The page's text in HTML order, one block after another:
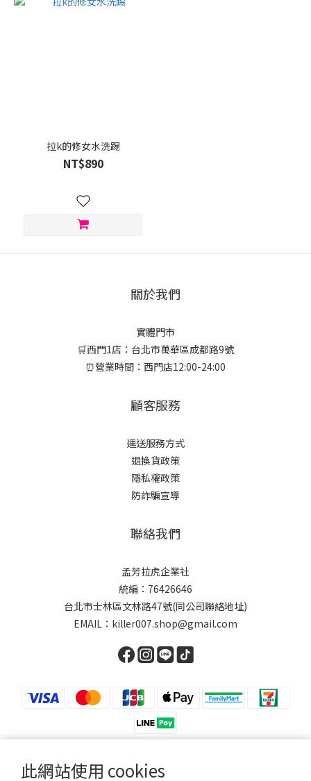
此網站使用 cookies
拉k的修女水洗踢
NT$890
關於我們
實體門市
🛒西門1店：台北市萬華區成都路9號
⏰營業時間：西門店12:00-24:00
顧客服務
運送服務方式
退換貨政策
隱私權政策
防詐騙宣導
聯絡我們
孟芳拉虎企業社
統編：76426646
台北市士林區文林路47號(同公司聯絡地址)
EMAIL：killer007.shop@gmail.com
繁體中文